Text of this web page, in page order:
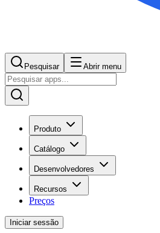
Pesquisar Abrir menu
Produto
Catálogo
Desenvolvedores
Recursos
Preços
Iniciar sessão